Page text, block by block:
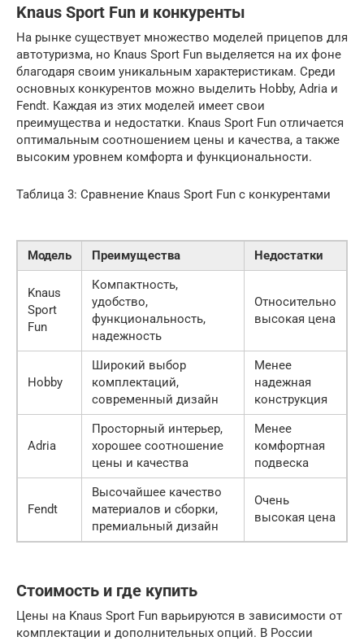
Knaus Sport Fun и конкуренты
На рынке существует множество моделей прицепов для
автотуризма, но Knaus Sport Fun выделяется на их фоне
благодаря своим уникальным характеристикам. Среди
основных конкурентов можно выделить Hobby, Adria и
Fendt. Каждая из этих моделей имеет свои
преимущества и недостатки. Knaus Sport Fun отличается
оптимальным соотношением цены и качества, а также
высоким уровнем комфорта и функциональности.
Таблица 3: Сравнение Knaus Sport Fun с конкурентами
Модель Преимущества Недостатки
Knaus
Sport
Fun
Компактность,
удобство,
функциональность,
надежность
Относительно
высокая цена
Hobby
Широкий выбор
комплектаций,
современный дизайн
Менее
надежная
конструкция
Adria
Просторный интерьер,
хорошее соотношение
цены и качества
Менее
комфортная
подвеска
Fendt
Высочайшее качество
материалов и сборки,
премиальный дизайн
Очень
высокая цена
Стоимость и где купить
Цены на Knaus Sport Fun варьируются в зависимости от
комплектации и дополнительных опций. В России